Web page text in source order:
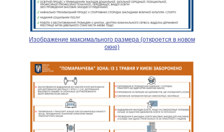
Изображение максимального размера (откроется в новом
окне)